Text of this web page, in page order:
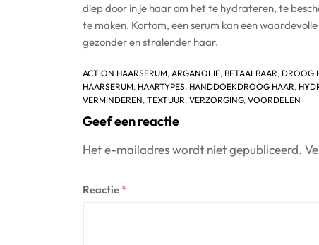
diep door in je haar om het te hydrateren, te
te maken. Kortom, een serum kan een
gezonder en stralender haar.
ACTION HAARSERUM, ARGANOLIE, BETAALBAAR, DROOG
HAARSERUM, HAARTYPES, HANDDOEKDROOG HAAR,
VERMINDEREN, TEXTUUR, VERZORGING, VOORDELEN
Geef een reactie
Het e-mailadres wordt niet gepubliceerd.
Reactie *